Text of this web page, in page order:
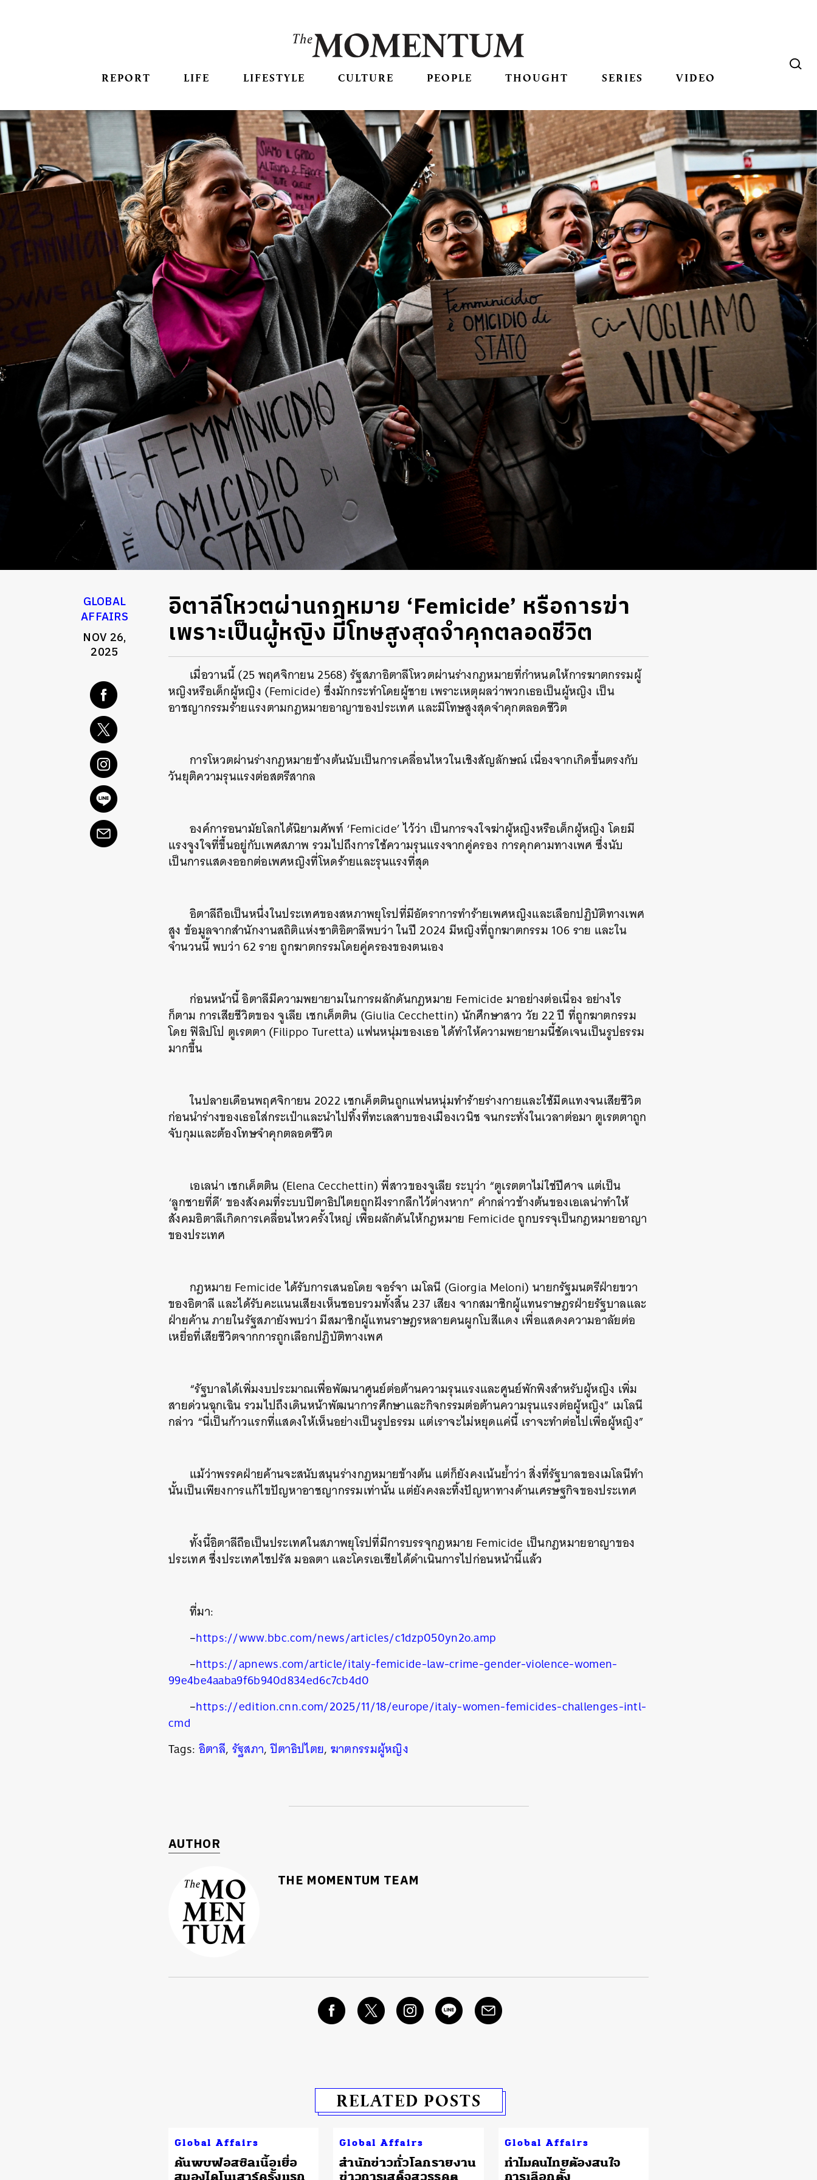
REPORT LIFE LIFESTYLE CULTURE PEOPLE THOUGHT SERIES VIDEO
GLOBAL
AFFAIRS
NOV 26,
2025
อิตาลีโหวตผ่านกฎหมาย ‘Femicide’ หรือการฆ่า
เพราะเป็นผู้หญิง มีโทษสูงสุดจำคุกตลอดชีวิต
เมื่อวานนี้ (25 พฤศจิกายน 2568) รัฐสภาอิตาลีโหวตผ่านร่างกฎหมายที่กำหนดให้การฆาตกรรมผู้
หญิงหรือเด็กผู้หญิง (Femicide) ซึ่งมักกระทำโดยผู้ชาย เพราะเหตุผลว่าพวกเธอเป็นผู้หญิง เป็น
อาชญากรรมร้ายแรงตามกฎหมายอาญาของประเทศ และมีโทษสูงสุดจำคุกตลอดชีวิต
การโหวตผ่านร่างกฎหมายข้างต้นนับเป็นการเคลื่อนไหวในเชิงสัญลักษณ์ เนื่องจากเกิดขึ้นตรงกับ
วันยุติความรุนแรงต่อสตรีสากล
องค์การอนามัยโลกได้นิยามศัพท์ ‘Femicide’ ไว้ว่า เป็นการจงใจฆ่าผู้หญิงหรือเด็กผู้หญิง โดยมี
แรงจูงใจที่ขึ้นอยู่กับเพศสภาพ รวมไปถึงการใช้ความรุนแรงจากคู่ครอง การคุกคามทางเพศ ซึ่งนับ
เป็นการแสดงออกต่อเพศหญิงที่โหดร้ายและรุนแรงที่สุด
อิตาลีถือเป็นหนึ่งในประเทศของสหภาพยุโรปที่มีอัตราการทำร้ายเพศหญิงและเลือกปฏิบัติทางเพศ
สูง ข้อมูลจากสำนักงานสถิติแห่งชาติอิตาลีพบว่า ในปี 2024 มีหญิงที่ถูกฆาตกรรม 106 ราย และใน
จำนวนนี้ พบว่า 62 ราย ถูกฆาตกรรมโดยคู่ครองของตนเอง
ก่อนหน้านี้ อิตาลีมีความพยายามในการผลักดันกฎหมาย Femicide มาอย่างต่อเนื่อง อย่างไร
ก็ตาม การเสียชีวิตของ จูเลีย เชกเค็ตติน (Giulia Cecchettin) นักศึกษาสาว วัย 22 ปี ที่ถูกฆาตกรรม
โดย ฟิลิปโป ตูเรตตา (Filippo Turetta) แฟนหนุ่มของเธอ ได้ทำให้ความพยายามนี้ชัดเจนเป็นรูปธรรม
มากขึ้น
ในปลายเดือนพฤศจิกายน 2022 เชกเค็ตตินถูกแฟนหนุ่มทำร้ายร่างกายและใช้มีดแทงจนเสียชีวิต
ก่อนนำร่างของเธอใส่กระเป๋าและนำไปทิ้งที่ทะเลสาบของเมืองเวนิช จนกระทั่งในเวลาต่อมา ตูเรตตาถูก
จับกุมและต้องโทษจำคุกตลอดชีวิต
เอเลน่า เชกเค็ตติน (Elena Cecchettin) พี่สาวของจูเลีย ระบุว่า “ตูเรตตาไม่ใช่ปีศาจ แต่เป็น
‘ลูกชายที่ดี’ ของสังคมที่ระบบปิตาธิปไตยถูกฝังรากลึกไว้ต่างหาก” คำกล่าวข้างต้นของเอเลน่าทำให้
สังคมอิตาลีเกิดการเคลื่อนไหวครั้งใหญ่ เพื่อผลักดันให้กฎหมาย Femicide ถูกบรรจุเป็นกฎหมายอาญา
ของประเทศ
กฎหมาย Femicide ได้รับการเสนอโดย จอร์จา เมโลนี (Giorgia Meloni) นายกรัฐมนตรีฝ่ายขวา
ของอิตาลี และได้รับคะแนนเสียงเห็นชอบรวมทั้งสิ้น 237 เสียง จากสมาชิกผู้แทนราษฎรฝ่ายรัฐบาลและ
ฝ่ายค้าน ภายในรัฐสภายังพบว่า มีสมาชิกผู้แทนราษฎรหลายคนผูกโบสีแดง เพื่อแสดงความอาลัยต่อ
เหยื่อที่เสียชีวิตจากการถูกเลือกปฏิบัติทางเพศ
“รัฐบาลได้เพิ่มงบประมาณเพื่อพัฒนาศูนย์ต่อต้านความรุนแรงและศูนย์พักพิงสำหรับผู้หญิง เพิ่ม
สายด่วนฉุกเฉิน รวมไปถึงเดินหน้าพัฒนาการศึกษาและกิจกรรมต่อต้านความรุนแรงต่อผู้หญิง” เมโลนี
กล่าว “นี่เป็นก้าวแรกที่แสดงให้เห็นอย่างเป็นรูปธรรม แต่เราจะไม่หยุดแค่นี้ เราจะทำต่อไปเพื่อผู้หญิง”
แม้ว่าพรรคฝ่ายค้านจะสนับสนุนร่างกฎหมายข้างต้น แต่ก็ยังคงเน้นย้ำว่า สิ่งที่รัฐบาลของเมโลนีทำ
นั้นเป็นเพียงการแก้ไขปัญหาอาชญากรรมเท่านั้น แต่ยังคงละทิ้งปัญหาทางด้านเศรษฐกิจของประเทศ
ทั้งนี้อิตาลีถือเป็นประเทศในสภาพยุโรปที่มีการบรรจุกฎหมาย Femicide เป็นกฎหมายอาญาของ
ประเทศ ซึ่งประเทศไซปรัส มอลตา และโครเอเชียได้ดำเนินการไปก่อนหน้านี้แล้ว
ที่มา:
–https://www.bbc.com/news/articles/c1dzp050yn2o.amp
–https://apnews.com/article/italy-femicide-law-crime-gender-violence-women-
99e4be4aaba9f6b940d834ed6c7cb4d0
–https://edition.cnn.com/2025/11/18/europe/italy-women-femicides-challenges-intl-
cmd
Tags: อิตาลี, รัฐสภา,ปิตาธิปไตย, ฆาตกรรมผู้หญิง
AUTHOR
THE MOMENTUM TEAM
RELATED POSTS
Global Affairs
ค้นพบฟอสซิลเนื้อเยื่อ
สมองไดโนเสาร์ครั้งแรก
Global Affairs
สำนักข่าวทั่วโลกรายงาน
ข่าวการเสด็จสวรรคต
Global Affairs
ทำไมคนไทยต้องสนใจ
การเลือกตั้ง
ค้นหา
SHARE TWEET LINE EMAIL